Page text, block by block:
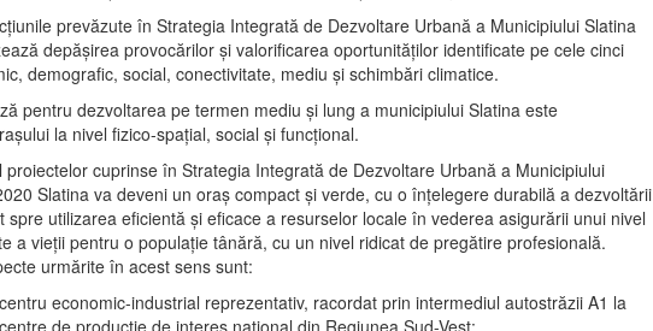
prevăzute în Strategia Integrată de Dezvoltare Urbană a Municipiului Slatina
depășirea provocărilor şi valorificarea oportunităţilor identificate pe cele cinci
demografic, social, conectivitate, mediu şi schimbări climatice.
pentru dezvoltarea pe termen mediu şi lung a municipiului Slatina este
la nivel fizico-spaţial, social şi funcţional.
proiectelor cuprinse în Strategia Integrată de Dezvoltare Urbană a Municipiului
Slatina va deveni un oraş compact şi verde, cu o înţelegere durabilă a dezvoltării
spre utilizarea eficientă şi eficace a resurselor locale în vederea asigurării unui nivel
a vieţii pentru o populaţie tânără, cu un nivel ridicat de pregătire profesională.
urmărite în acest sens sunt:
economic-industrial reprezentativ, racordat prin intermediul autostrăzii A1 la
de producţie de interes naţional din Regiunea Sud-Vest;